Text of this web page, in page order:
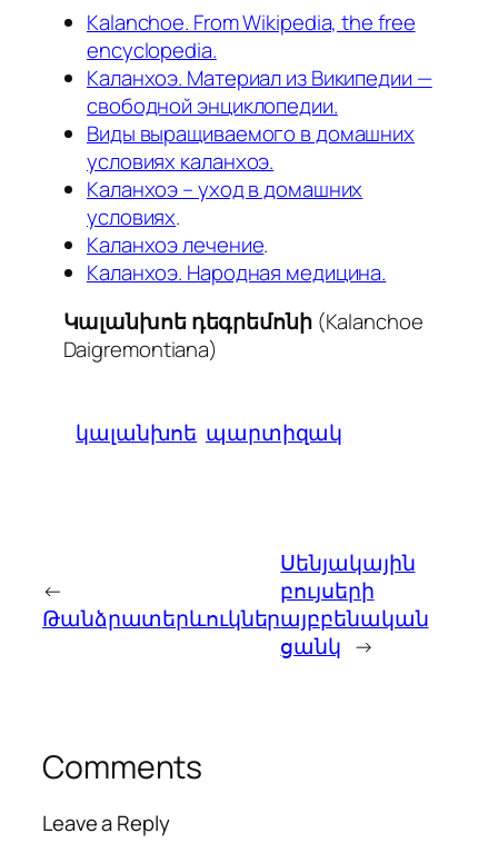
Kalanchoe. From Wikipedia, the free
encyclopedia.
Каланхоэ. Материал из Википедии —
свободной энциклопедии.
Виды выращиваемого в домашних
условиях каланхоэ.
Каланхоэ – уход в домашних
условиях.
Каланхоэ лечение.
Каланхоэ. Народная медицина.
Կալանխոե դեգրեմոնի(Kalanchoe
Daigremontiana)
կալանխոե պարտիզակ
←
Թանձրատերևուկներ
Սենյակային
բույսերի
այբբենական
ցանկ →
Comments
Leave a Reply